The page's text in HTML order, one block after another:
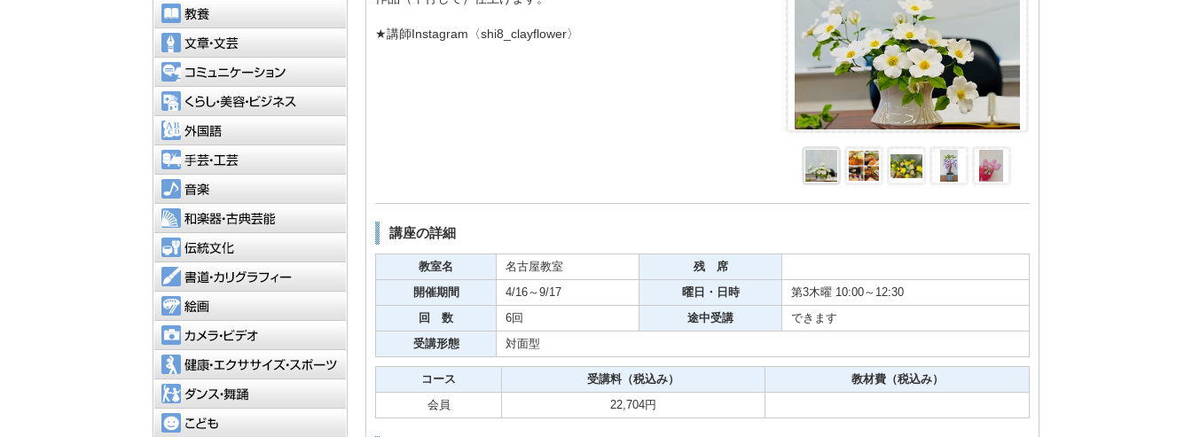
★講師Instagram〈shi8_clayflower〉
講座の詳細
教室名 名古屋教室 残 席
開催期間 4/16～9/17 曜日・日時 第3木曜 10:00～12:30
回 数 6回 途中受講 できます
受講形態 対面型
コース 受講料（税込み） 教材費（税込み）
会員 22,704円
文章・文芸
伝統文化
書道・カリグラフィー
カメラ・ビデオ
健康・エクササイズ・スポーツ
こども